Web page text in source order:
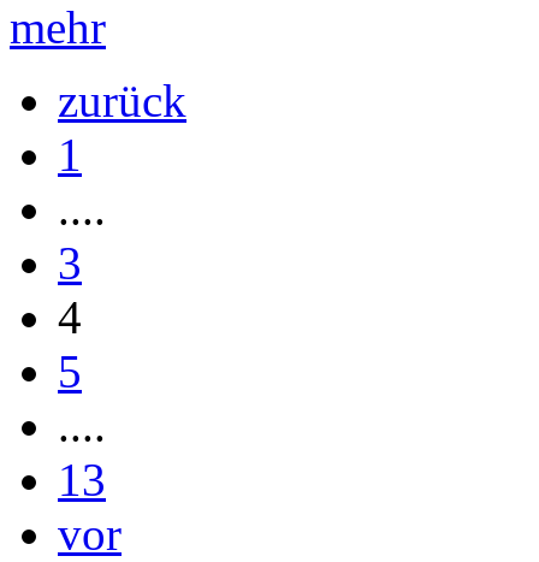
mehr
zurück
1
....
3
4
5
....
13
vor